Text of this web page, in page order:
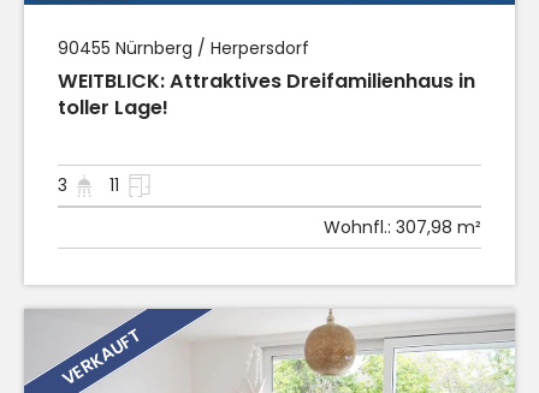
90455 Nürnberg / Herpersdorf
WEITBLICK: Attraktives Dreifamilienhaus in
toller Lage!
3
11
Wohnfl.: 307,98 m²
VERKAUFT